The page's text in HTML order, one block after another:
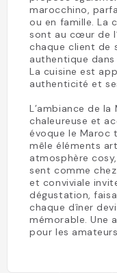
marocchino,
ou en famille. La
sont au cœur de
chaque client de
authentique dans
La cuisine est
authenticité et
L’ambiance de la
chaleureuse et
évoque le Maroc
mêle éléments
atmosphère
sent comme
et conviviale
dégustation,
chaque dîner
mémorable. Une
pour les